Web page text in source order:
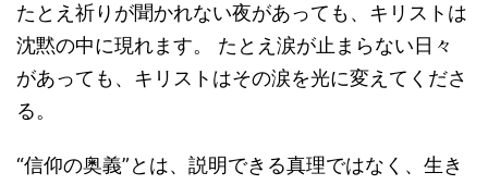
たとえ祈りが聞かれない夜があっても、キリストは
沈黙の中に現れます。 たとえ涙が止まらない日々
があっても、キリストはその涙を光に変えてくださ
る。
“信仰の奥義”とは、説明できる真理ではなく、生き